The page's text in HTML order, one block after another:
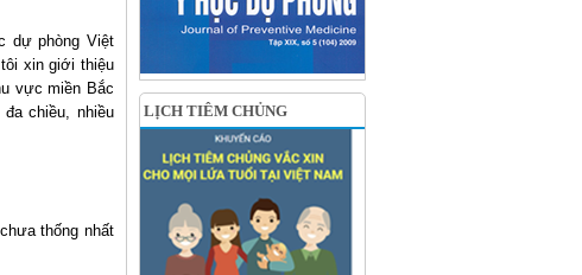
dự phòng Việt
xin giới thiệu
vực miền Bắc
chiều, nhiều
thống nhất
LỊCH TIÊM CHỦNG